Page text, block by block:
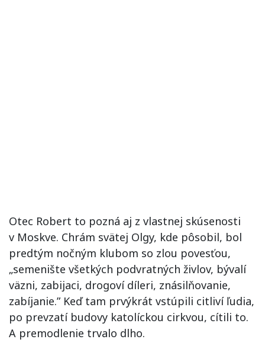
Otec Robert to pozná aj z vlastnej skúsenosti
v Moskve. Chrám svätej Olgy, kde pôsobil, bol
predtým nočným klubom so zlou povesťou,
„semenište všetkých podvratných živlov, bývalí
väzni, zabijaci, drogoví díleri, znásilňovanie,
zabíjanie.” Keď tam prvýkrát vstúpili citliví ľudia,
po prevzatí budovy katolíckou cirkvou, cítili to.
A premodlenie trvalo dlho.